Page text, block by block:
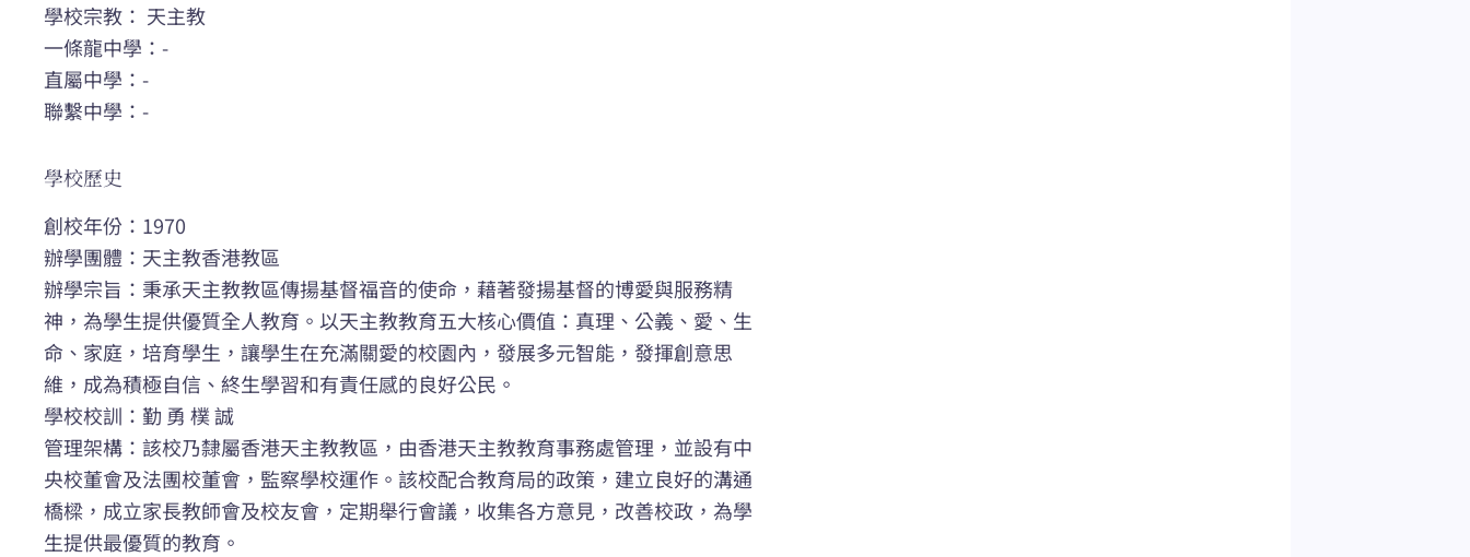
學校宗教： 天主教
一條龍中學：-
直屬中學：-
聯繫中學：-
學校歷史
創校年份：1970
辦學團體：天主教香港教區
辦學宗旨：秉承天主教教區傳揚基督福音的使命，藉著發揚基督的博愛與服務精
神，為學生提供優質全人教育。以天主教教育五大核心價值：真理、公義、愛、生
命、家庭，培育學生，讓學生在充滿關愛的校園內，發展多元智能，發揮創意思
維，成為積極自信、終生學習和有責任感的良好公民。
學校校訓：勤 勇 樸 誠
管理架構：該校乃隸屬香港天主教教區，由香港天主教教育事務處管理，並設有中
央校董會及法團校董會，監察學校運作。該校配合教育局的政策，建立良好的溝通
橋樑，成立家長教師會及校友會，定期舉行會議，收集各方意見，改善校政，為學
生提供最優質的教育。